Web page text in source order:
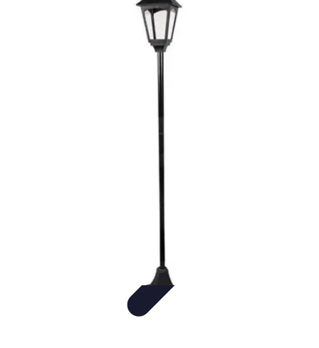
Giardinaggio Aromatico
Piante e Cura